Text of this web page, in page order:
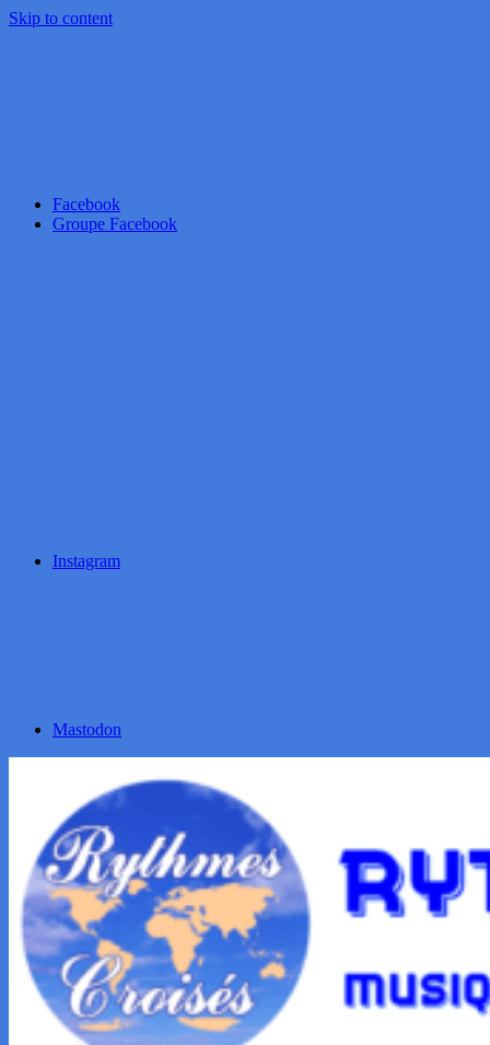
Skip to content
Facebook
Groupe Facebook
Instagram
Mastodon